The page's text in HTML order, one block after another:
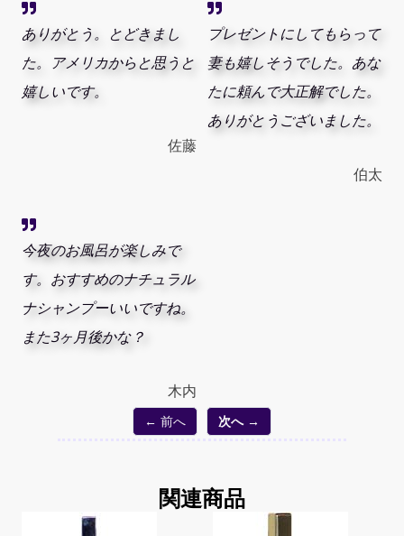
ありがとう。とどきまし
た。アメリカからと思うと
嬉しいです。
佐藤
プレゼントにしてもらって
妻も嬉しそうでした。あな
たに頼んで大正解でした。
ありがとうございました。
伯太
今夜のお風呂が楽しみで
す。おすすめのナチュラル
ナシャンプーいいですね。
また3ヶ月後かな？
木内
← 前へ 次へ →
関連商品